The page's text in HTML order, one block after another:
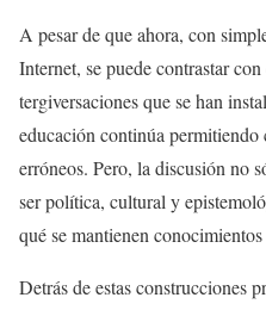
A pesar de que ahora, con
Internet, se puede contrastar
tergiversaciones que se han
educación continúa permitiendo
erróneos. Pero, la discusión no
ser política, cultural y
qué se mantienen
Detrás de estas construcciones